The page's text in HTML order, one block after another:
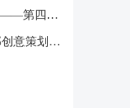
喜报｜我院歌剧团在“我和我的祖国”——第四届优秀网络短视频大赛中荣获三项大奖
中国歌剧舞剧院关于2024年度宣传部创意策划复试有关事项的通知